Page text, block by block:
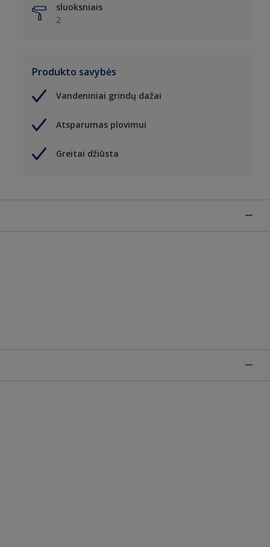
sluoksniais
2
Produkto savybės
Vandeniniai grindų dažai
Atsparumas plovimui
Greitai džiūsta